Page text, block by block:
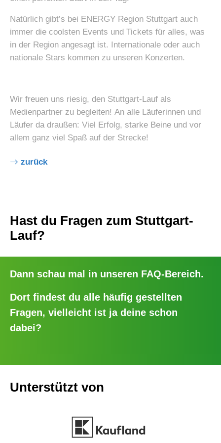
Natürlich gibt’s bei ENERGY Region Stuttgart auch
immer die coolsten Events und Tickets für alles, was
in der Region angesagt ist. Internationale oder auch
nationale Stars kommen zu unseren Konzerten.
Wir freuen uns riesig, den Stuttgart-Lauf als
Medienpartner zu begleiten! An alle Läuferinnen und
Läufer da draußen: Viel Erfolg, starke Beine und vor
allem ganz viel Spaß auf der Strecke!
zurück
Hast du Fragen zum Stuttgart-
Lauf?
Dann schau mal in unseren FAQ-Bereich.
Dort findest du alle häufig gestellten
Fragen, vielleicht ist ja deine schon
dabei?
Unterstützt von